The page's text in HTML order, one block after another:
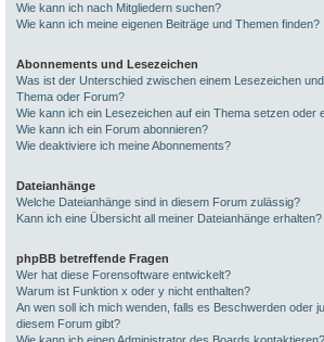
Wie kann ich nach Mitgliedern suchen?
Wie kann ich meine eigenen Beiträge und Themen finden?
Abonnements und Lesezeichen
Was ist der Unterschied zwischen einem Lesezeichen
Thema oder Forum?
Wie kann ich ein Lesezeichen auf ein Thema setzen oder
Wie kann ich ein Forum abonnieren?
Wie deaktiviere ich meine Abonnements?
Dateianhänge
Welche Dateianhänge sind in diesem Forum zulässig?
Kann ich eine Übersicht all meiner Dateianhänge erhalten?
phpBB betreffende Fragen
Wer hat diese Forensoftware entwickelt?
Warum ist Funktion x oder y nicht enthalten?
An wen soll ich mich wenden, falls es Beschwerden oder
diesem Forum gibt?